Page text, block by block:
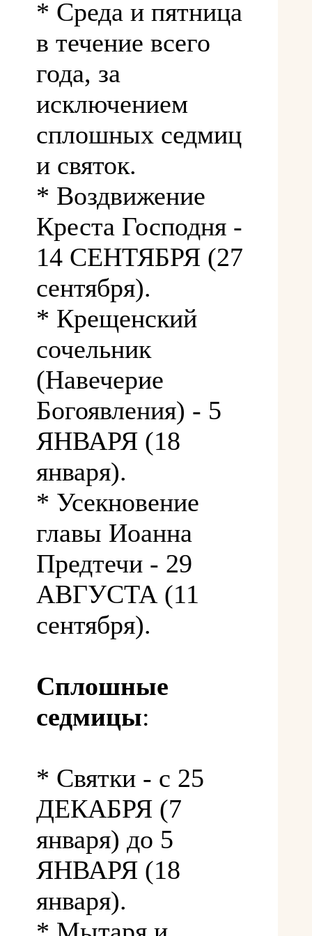
* Среда и пятница
в течение всего
года, за
исключением
сплошных седмиц
и святок.
* Воздвижение
Креста Господня -
14 СЕНТЯБРЯ (27
сентября).
* Крещенский
сочельник
(Навечерие
Богоявления) - 5
ЯНВАРЯ (18
января).
* Усекновение
главы Иоанна
Предтечи - 29
АВГУСТА (11
сентября).
Сплошные
седмицы:
* Святки - с 25
ДЕКАБРЯ (7
января) до 5
ЯНВАРЯ (18
января).